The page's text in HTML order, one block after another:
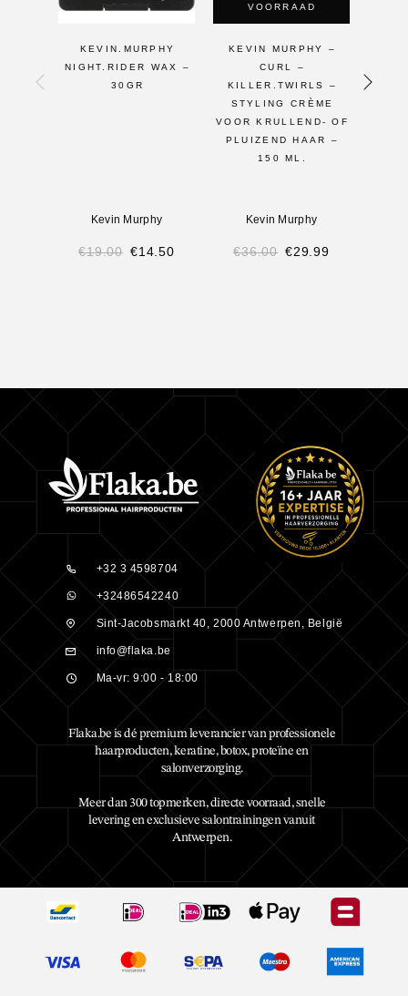
KEVIN.MURPHY
NIGHT.RIDER WAX –
30GR
Kevin Murphy
€19.00 €14.50
VOORRAAD
KEVIN MURPHY –
CURL –
KILLER.TWIRLS –
STYLING CRÈME
VOOR KRULLEND- OF
PLUIZEND HAAR –
150 ML.
Kevin Murphy
€36.00 €29.99
+32 3 4598704
+32486542240
Sint-Jacobsmarkt 40, 2000 Antwerpen, België
info@flaka.be
Ma-vr: 9:00 - 18:00
Flaka.be is dé premium leverancier van professionele
haarproducten, keratine, botox, proteïne en
salonverzorging.
Meer dan 300 topmerken, directe voorraad, snelle
levering en exclusieve salontrainingen vanuit
Antwerpen.